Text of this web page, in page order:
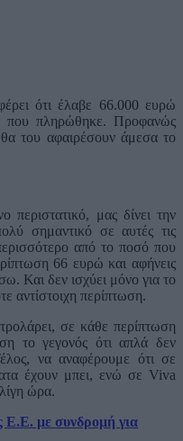
ότι έλαβε 66.000 ευρώ
που πληρώθηκε. Προφανώς
θα του αφαιρέσουν άμεσα το
περιστατικό, μας δίνει την
σημαντικό σε αυτές τις
από το ποσό που
66 ευρώ και αφήνεις
Και δεν ισχύει μόνο για το
αντίστοιχη περίπτωση.
σε κάθε περίπτωση
το γεγονός ότι απλά δεν
να αναφέρουμε ότι σε
έχουν μπει, ενώ σε Viva
ώρα.
Ε.Ε. με συνδρομή για